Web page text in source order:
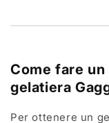
Come fare
gelatiera
Per ottenere un